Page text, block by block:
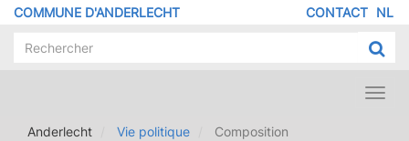
Aller
contenu
COMMUNE D'ANDERLECHT NL
DE
CONTACT
Anderlecht
Vie politique Composition